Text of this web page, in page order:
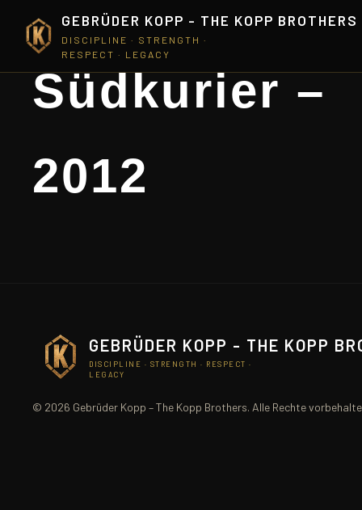
GEBRÜDER KOPP - THE KOPP BROTHERS
DISCIPLINE · STRENGTH ·
RESPECT · LEGACY
Südkurier –
2012
GEBRÜDER KOPP - THE KOPP
DISCIPLINE · STRENGTH · RESPECT ·
LEGACY
© 2026 Gebrüder Kopp – The Kopp Brothers. Alle Rechte